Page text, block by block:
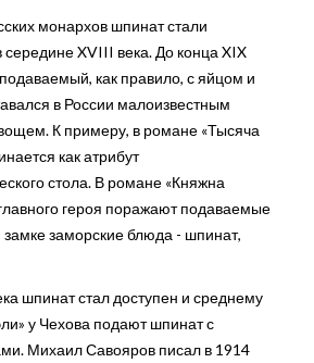
монархов шпинат стали
середине XVIII века. До конца XIX
как правило, с яйцом и
в России малоизвестным
К примеру, в романе «Тысяча
как атрибут
стола. В романе «Княжна
героя поражают подаваемые
заморские блюда - шпинат,
шпинат стал доступен и среднему
у Чехова подают шпинат с
Михаил Савояров писал в 1914